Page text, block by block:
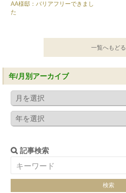
AA様邸：バリアフリーできまし
た
一覧へもどる
年/月別アーカイブ
記事検索